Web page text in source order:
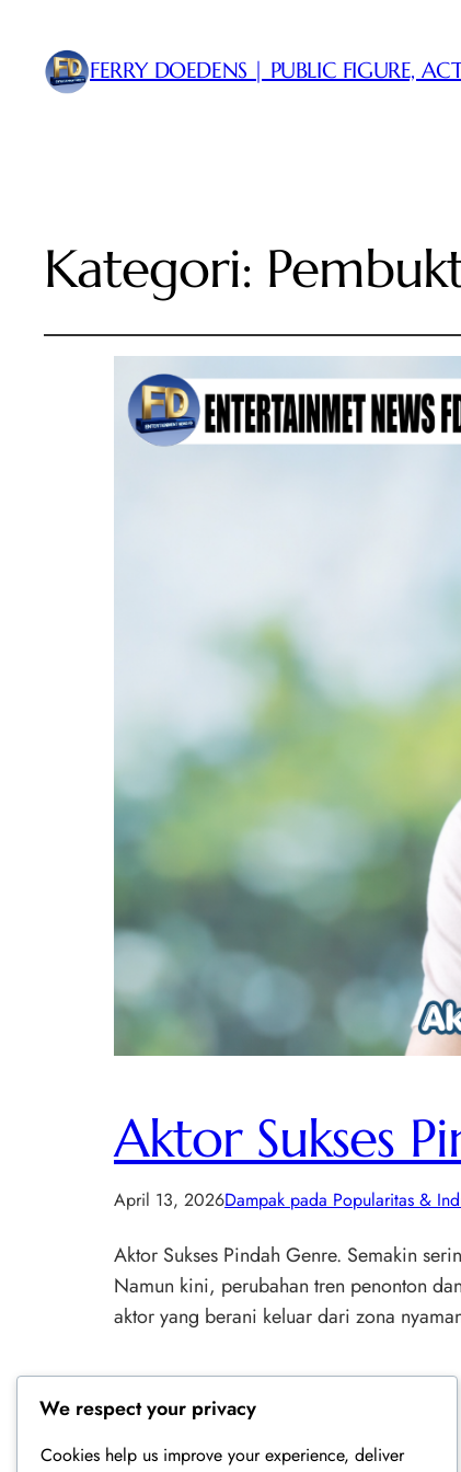
FERRY DOEDENS | PUBLIC FIGURE,
Kategori:
Aktor Sukses
April 13, 2026Dampak pada Popularitas &
Aktor Sukses Pindah Genre. Semakin
Namun kini, perubahan tren penonton
aktor yang berani keluar dari zona
We respect your privacy
Cookies help us improve your experience, deliver